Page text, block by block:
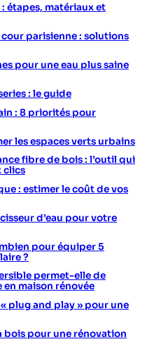
étapes, matériaux et
parisienne : solutions
pour une eau plus saine
: le guide
: 8 priorités pour
les espaces verts urbains
fibre de bois : l’outil qui
clics
: estimer le coût de vos
d’eau pour votre
pour équiper 5
?
permet-elle de
maison rénovée
plug and play » pour une
bois pour une rénovation